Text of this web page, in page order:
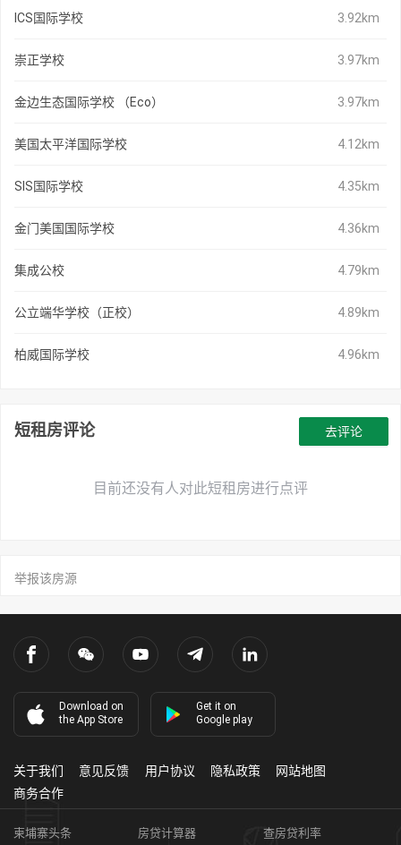
ICS国际学校 3.92km
崇正学校 3.97km
金边生态国际学校 （Eco） 3.97km
美国太平洋国际学校 4.12km
SIS国际学校 4.35km
金门美国国际学校 4.36km
集成公校 4.79km
公立端华学校（正校） 4.89km
柏威国际学校 4.96km
短租房评论
目前还没有人对此短租房进行点评
去评论
举报该房源
Download on
the App Store
Get it on
Google play
关于我们 意见反馈 用户协议 隐私政策
网站地图
商务合作
柬埔寨头条 房贷计算器 查房贷利率